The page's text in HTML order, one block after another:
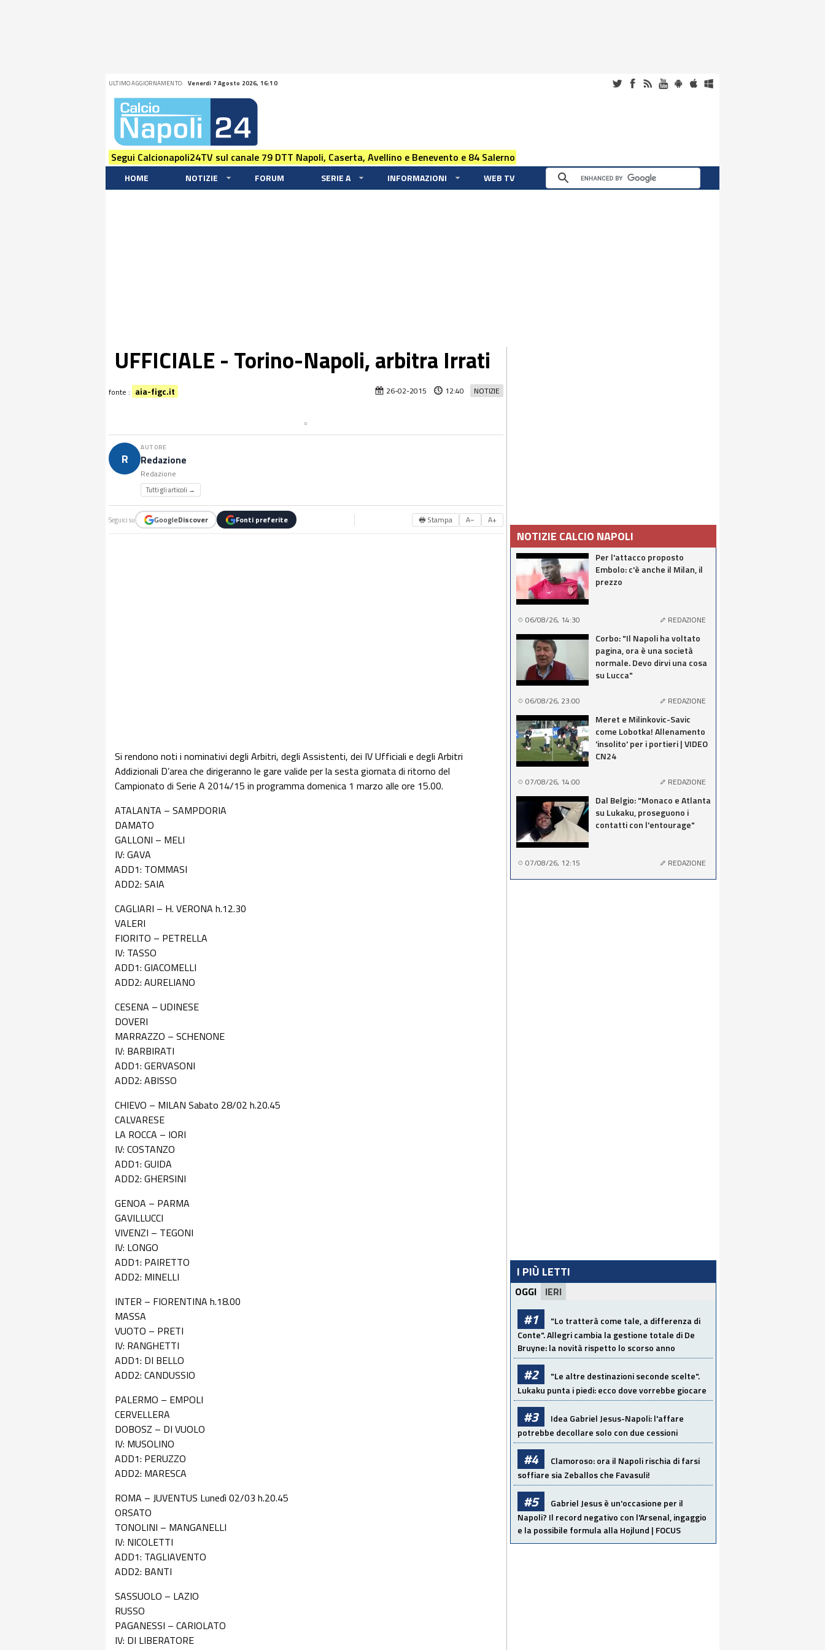
ULTIMO AGGIORNAMENTO: Venerdi 7 Agosto 2026, 16:10
Segui Calcionapoli24TV sul canale 79 DTT Napoli, Caserta, Avellino e Benevento e 84 Salerno
HOME NOTIZIE FORUM SERIE A INFORMAZIONI WEB TV
UFFICIALE - Torino-Napoli, arbitra Irrati
NOTIZIE
26-02-2015 12:40
fonte : aia-figc.it
R
AUTORE
Redazione
Redazione
Tutti gli articoli →
Seguici su GoogleDiscover Fonti preferite 🖶 Stampa A− A+
Si rendono noti i nominativi degli Arbitri, degli Assistenti, dei IV Ufficiali e degli Arbitri
Addizionali D’area che dirigeranno le gare valide per la sesta giornata di ritorno del
Campionato di Serie A 2014/15 in programma domenica 1 marzo alle ore 15.00.
ATALANTA – SAMPDORIA
DAMATO
GALLONI – MELI
IV: GAVA
ADD1: TOMMASI
ADD2: SAIA
CAGLIARI – H. VERONA h.12.30
VALERI
FIORITO – PETRELLA
IV: TASSO
ADD1: GIACOMELLI
ADD2: AURELIANO
CESENA – UDINESE
DOVERI
MARRAZZO – SCHENONE
IV: BARBIRATI
ADD1: GERVASONI
ADD2: ABISSO
CHIEVO – MILAN Sabato 28/02 h.20.45
CALVARESE
LA ROCCA – IORI
IV: COSTANZO
ADD1: GUIDA
ADD2: GHERSINI
GENOA – PARMA
GAVILLUCCI
VIVENZI – TEGONI
IV: LONGO
ADD1: PAIRETTO
ADD2: MINELLI
INTER – FIORENTINA h.18.00
MASSA
VUOTO – PRETI
IV: RANGHETTI
ADD1: DI BELLO
ADD2: CANDUSSIO
PALERMO – EMPOLI
CERVELLERA
DOBOSZ – DI VUOLO
IV: MUSOLINO
ADD1: PERUZZO
ADD2: MARESCA
ROMA – JUVENTUS Lunedì 02/03 h.20.45
ORSATO
TONOLINI – MANGANELLI
IV: NICOLETTI
ADD1: TAGLIAVENTO
ADD2: BANTI
SASSUOLO – LAZIO
RUSSO
PAGANESSI – CARIOLATO
IV: DI LIBERATORE
NOTIZIE CALCIO NAPOLI
Per l'attacco proposto
Embolo: c'è anche il Milan, il
prezzo
06/08/26, 14:30 REDAZIONE
Corbo: "Il Napoli ha voltato
pagina, ora è una società
normale. Devo dirvi una cosa
su Lucca"
06/08/26, 23:00 REDAZIONE
Meret e Milinkovic-Savic
come Lobotka! Allenamento
'insolito' per i portieri | VIDEO
CN24
07/08/26, 14:00 REDAZIONE
Dal Belgio: "Monaco e Atlanta
su Lukaku, proseguono i
contatti con l'entourage"
07/08/26, 12:15 REDAZIONE
I PIÙ LETTI
OGGI IERI
#1
"Lo tratterà come tale, a differenza di
Conte". Allegri cambia la gestione totale di De
Bruyne: la novità rispetto lo scorso anno
#2
"Le altre destinazioni seconde scelte".
Lukaku punta i piedi: ecco dove vorrebbe giocare
#3
Idea Gabriel Jesus-Napoli: l'affare
potrebbe decollare solo con due cessioni
#4
Clamoroso: ora il Napoli rischia di farsi
soffiare sia Zeballos che Favasuli!
#5
Gabriel Jesus è un'occasione per il
Napoli? Il record negativo con l'Arsenal, ingaggio
e la possibile formula alla Hojlund | FOCUS